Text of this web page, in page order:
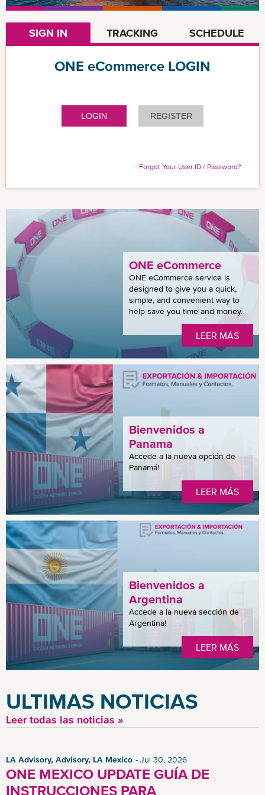
SIGN IN TRACKING SCHEDULE
ONE eCommerce LOGIN
LOGIN REGISTER
Forgot Your User ID / Password?
ONE eCommerce
ONE eCommerce service is
designed to give you a quick,
simple, and convenient way to
help save you time and money.
LEER MÁS
Bienvenidos a
Panama
Accede a la nueva opción de
Panamá!
LEER MÁS
Bienvenidos a
Argentina
Accede a la nueva sección de
Argentina!
LEER MÁS
ULTIMAS NOTICIAS
Leer todas las noticias »
LA Advisory, Advisory, LA Mexico Jul 30, 2026
ONE MEXICO UPDATE GUÍA DE
INSTRUCCIONES PARA